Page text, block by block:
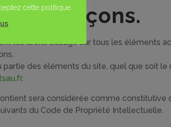
les droits d’usage sur tous les éléments
des éléments du site, quel que soit le
.
sera considérée comme constitutive
du Code de Propriété Intellectuelle.
cette politique.